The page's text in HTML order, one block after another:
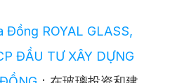
Đồng ROYAL GLASS,
ĐẦU TƯ XÂY DỰNG